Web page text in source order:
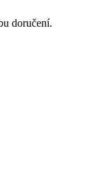
doručení.